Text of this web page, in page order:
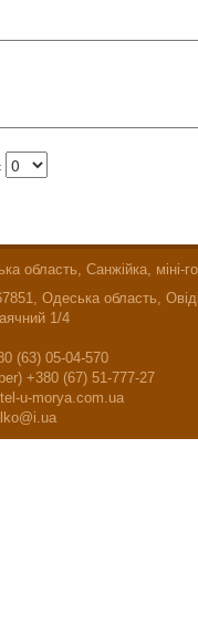
область, Санжійка, міні-
Одеська область,
1/4
(63) 05-04-570
+380 (67) 51-777-27
u-morya.com.ua